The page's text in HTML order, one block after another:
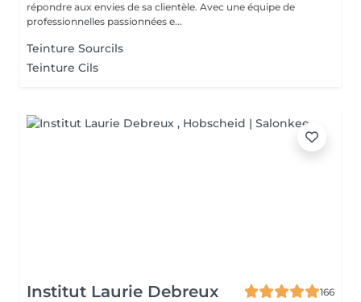
répondre aux envies de sa clientèle. Avec une équipe de
professionnelles passionnées e...
Teinture Sourcils
Teinture Cils
Institut Laurie Debreux
166